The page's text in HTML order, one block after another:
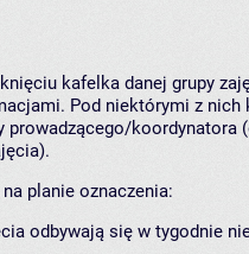
kafelka danej grupy
Pod niektórymi z nich
prowadzącego/koordynatora
na planie oznaczenia:
odbywają się w tygodnie